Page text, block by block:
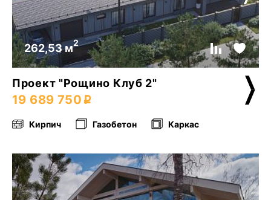
262,53 м2
Проект "Рощино Клуб 2"
19 689 750
Кирпич Газобетон Каркас